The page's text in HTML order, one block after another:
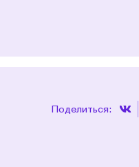
Поделиться: